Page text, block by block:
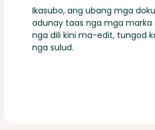
Ikasubo, ang ubang mga
adunay taas nga mga marka
nga dili kini ma-edit, tungod
nga sulud.